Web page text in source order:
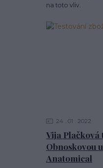
na toto vliv.
Vija Plačková
Obnoskovou
Anatomical
24 01 2022